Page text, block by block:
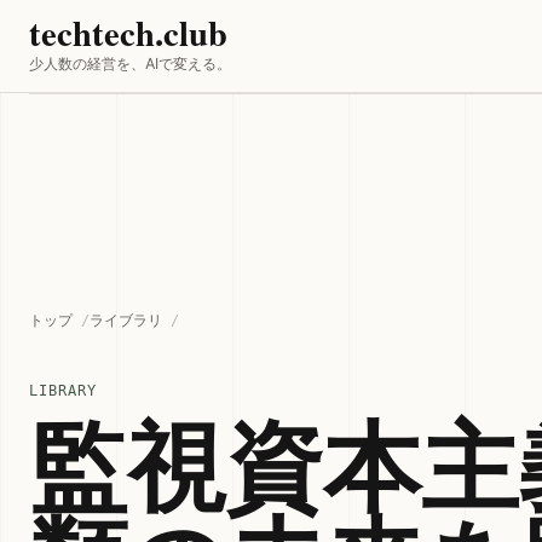
techtech.club
少人数の経営を、AIで変える。
トップ ライブラリ
LIBRARY
監視資本